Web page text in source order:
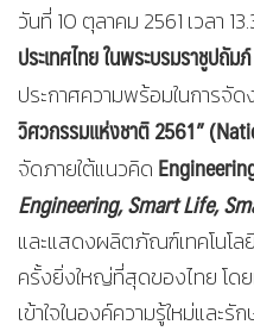
วันที่ 10 ตุลาคม 2561 เวลา
ประเทศไทย ในพระบรมราชูปถัมภ์
ประกาศความพร้อมในการจั
วิศวกรรมแห่งชาติ2561”
จัดภายใต้แนวคิด
Engineering, Smart Life,
และแสดงผลิตภัณฑ์เทคโนโล
ครั้งยิ่งใหญ่ที่สุดของไทย โด
เข้าใจในองค์ความรู้ใหม่และ